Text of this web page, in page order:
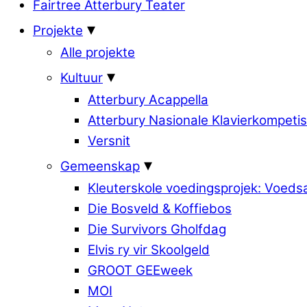
Fairtree Atterbury Teater
Projekte
Alle projekte
Kultuur
Atterbury Acappella
Atterbury Nasionale
Versnit
Gemeenskap
Kleuterskole voedingsprojek:
Die Bosveld & Koffiebos
Die Survivors Gholfdag
Elvis ry vir Skoolgeld
GROOT GEEweek
MOI